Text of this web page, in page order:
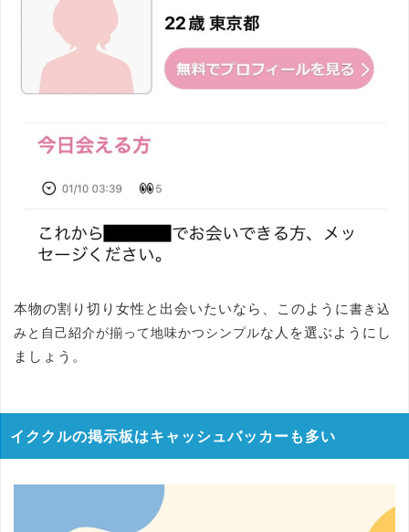
本物の割り切り女性と出会いたいなら、このように書き込
みと自己紹介が揃って地味かつシンプルな人を選ぶようにし
ましょう。
イククルの掲示板はキャッシュバッカーも多い